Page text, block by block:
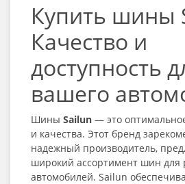
Купить шины
Качество и
доступность
вашего
Шины Sailun — это
и качества. Этот бренд
надежный производитель,
широкий ассортимент шин для
автомобилей. Sailun